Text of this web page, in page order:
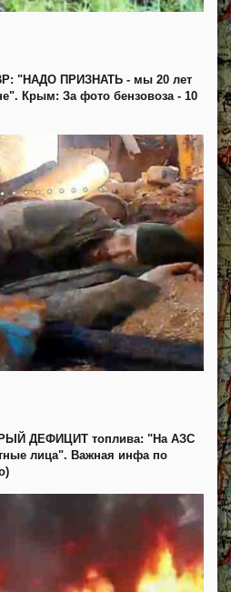
"НАДО ПРИЗНАТЬ - мы 20 лет
Крым: За фото бензовоза - 10
ДЕФИЦИТ топлива: "На АЗС
лица". Важная инфа по